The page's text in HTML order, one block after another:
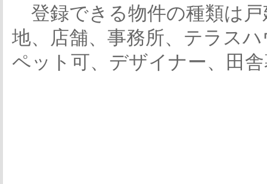
登録できる物件の種類は
地、店舗、事務所、テラス
ペット可、デザイナー、田